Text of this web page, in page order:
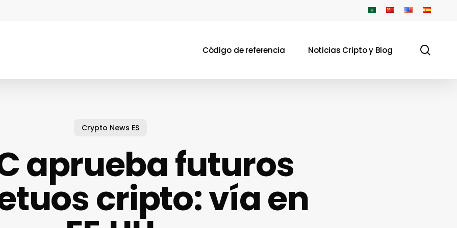
Código de referencia Noticias Cripto y Blog
Crypto News ES
aprueba futuros
cripto: vía en